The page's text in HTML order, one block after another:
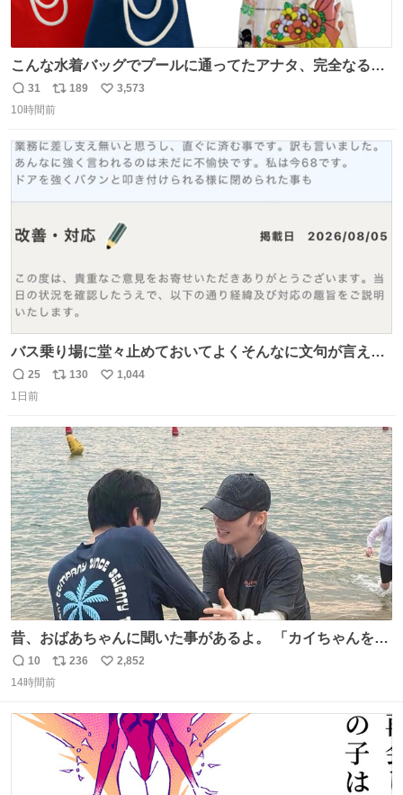
こんな水着バッグでプールに通ってたアナタ、完全なる同
世代（笑） #70年代 #80年代 #昭和レトロ
返
信
31
リ
ポ
ト
数
189
い
数
3,573
10時間前
バス乗り場に堂々止めておいてよくそんなに文句が言える
ね 運転士は日本人やったのなら韓国人は関係ないし、なん
なら68歳も関係ない…
返
信
25
リ
ト
数
130
い
数
1,044
1日前
昔、おばあちゃんに聞いた事があるよ。 「カイちゃんをい
じめると、アイツが海から上がって来るぞ。」って。
返
信
10
リ
ポ
ト
数
236
い
数
2,852
14時間前